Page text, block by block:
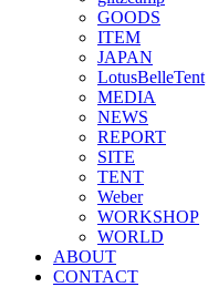
GOODS
ITEM
JAPAN
LotusBelleTent
MEDIA
NEWS
REPORT
SITE
TENT
Weber
WORKSHOP
WORLD
ABOUT
CONTACT